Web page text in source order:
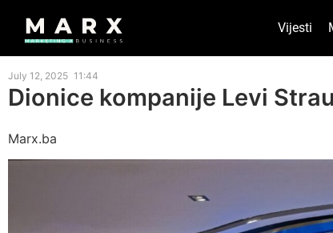
Vijesti
July 12, 2025 11:44
Dionice kompanije Levi
Marx.ba